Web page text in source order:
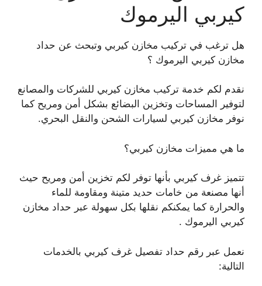
كيربي اليرموك
هل ترغب في تركيب مخازن كيربي وتبحث عن حداد
مخازن كيربي اليرموك ؟
نقدم لكم خدمة تركيب مخازن كيربي للشركات والمصانع
لتوفير المساحات وتخزين البضائع بشكل أمن ومريح كما
نوفر مخازن كيربي لسيارات الشحن والنقل البحري.
ما هي مميزات مخازن كيربي؟
تتميز غرف كيربي بأنها توفر لكم تخزين أمن ومريح حيث
أنها مصنعة من خامات حديد متينة ومقاومة للماء
والحرارة كما يمكنكم نقلها بكل سهولة عبر حداد مخازن
كيربي اليرموك .
نعمل عبر رقم حداد تفصيل غرف كيربي بالخدمات
التالية: